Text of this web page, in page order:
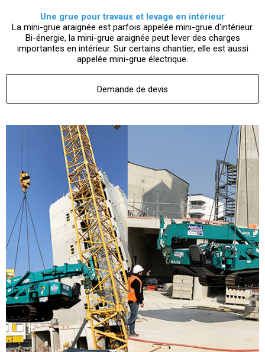
Une grue pour travaux et levage en intérieur
La mini-grue araignée est parfois appelée mini-grue d'intérieur.
Bi-énergie, la mini-grue araignée peut lever des charges
importantes en intérieur. Sur certains chantier, elle est aussi
appelée mini-grue électrique.
Demande de devis